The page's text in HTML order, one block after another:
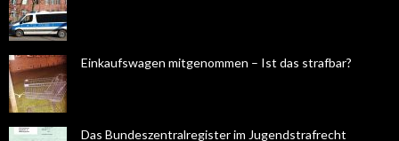
Einkaufswagen mitgenommen – Ist das strafbar?
Das Bundeszentralregister im Jugendstrafrecht